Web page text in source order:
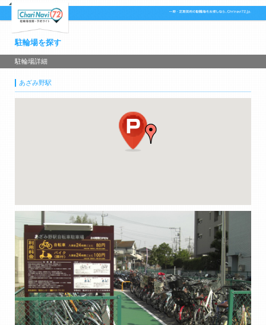
駐輪場を探す
駐輪場詳細
あざみ野駅